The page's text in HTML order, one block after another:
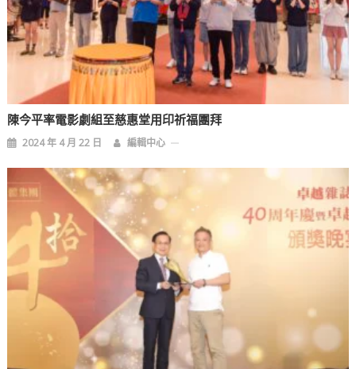
陳今平率電影劇組至慈惠堂用印祈福團拜
2024 年 4 月 22 日 編輯中心